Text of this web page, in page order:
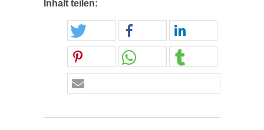
Inhalt teilen: